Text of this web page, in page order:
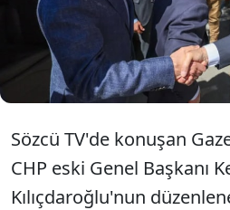
düzenlenecek
olmayacak.
Sözcü TV'de konuşan
CHP eski Genel Başkanı
Kılıçdaroğlu'nun